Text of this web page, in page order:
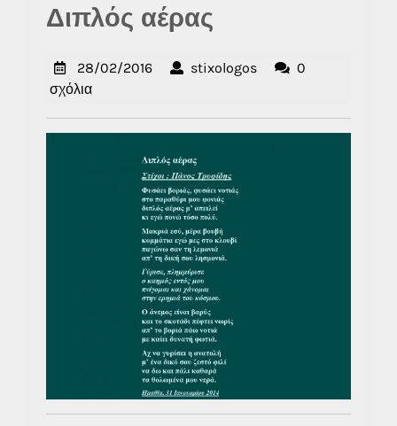
Διπλός αέρας
28/02/201628/02/2016
stixologosstixologos
0
σχόλια